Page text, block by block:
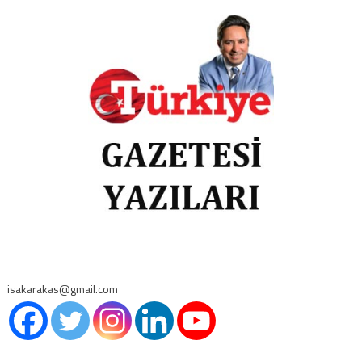
isakarakas@gmail.com